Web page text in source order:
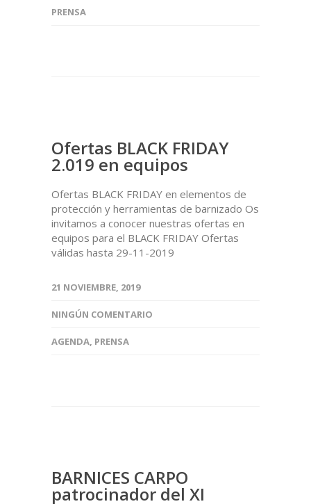
PRENSA
Ofertas BLACK FRIDAY
2.019 en equipos
Ofertas BLACK FRIDAY en elementos de
protección y herramientas de barnizado Os
invitamos a conocer nuestras ofertas en
equipos para el BLACK FRIDAY Ofertas
válidas hasta 29-11-2019
21 NOVIEMBRE, 2019
NINGÚN COMENTARIO
AGENDA, PRENSA
BARNICES CARPO
patrocinador del XI